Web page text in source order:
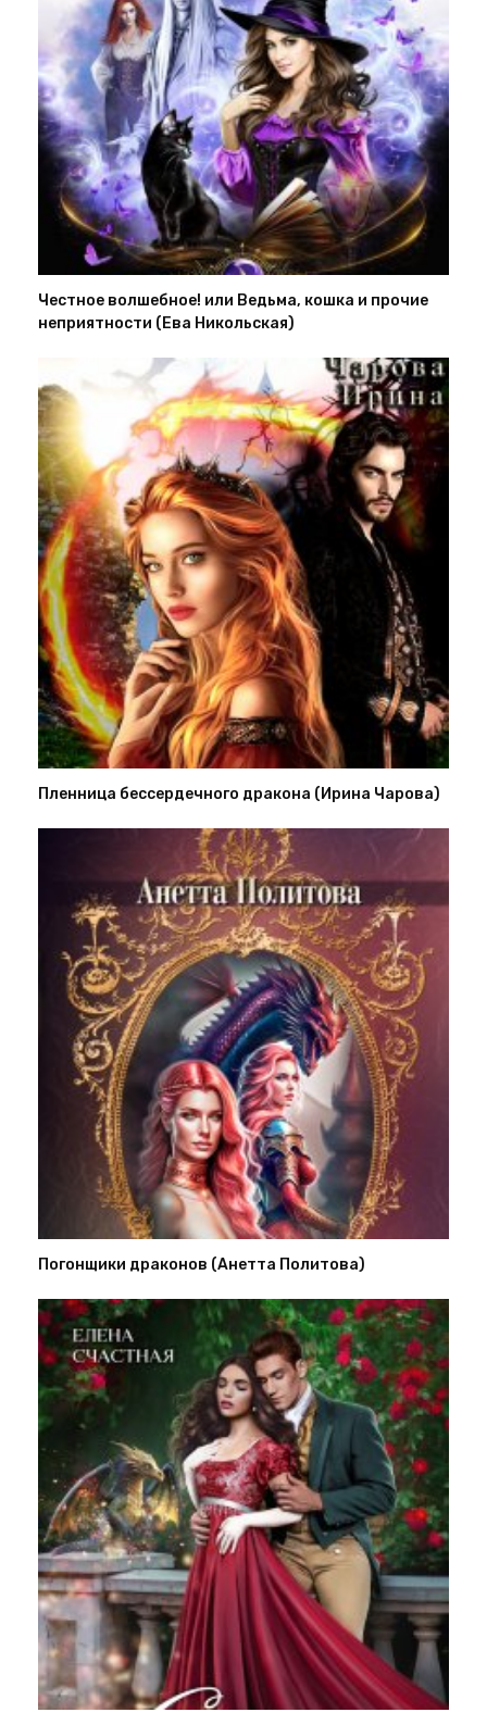
Честное волшебное! или Ведьма, кошка и прочие
неприятности (Ева Никольская)
Пленница бессердечного дракона (Ирина Чарова)
Погонщики драконов (Анетта Политова)